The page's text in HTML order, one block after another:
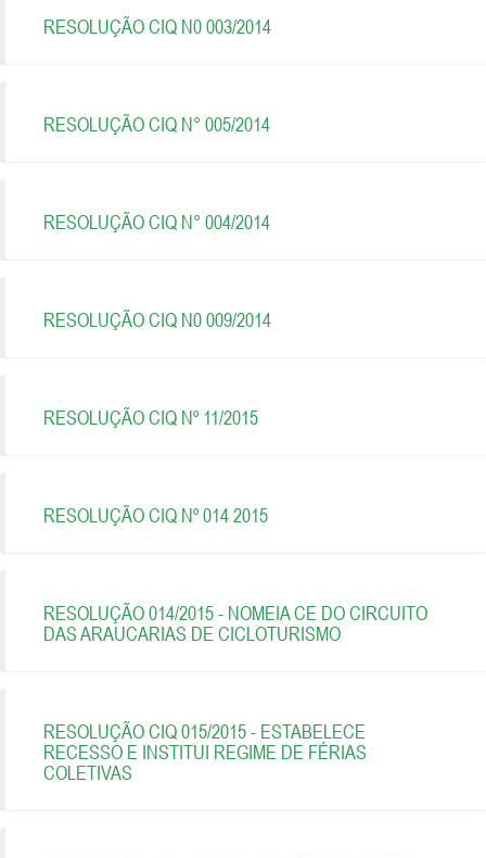
RESOLUÇÃO CIQ N0 003/2014
RESOLUÇÃO CIQ N° 005/2014
RESOLUÇÃO CIQ N° 004/2014
RESOLUÇÃO CIQ N0 009/2014
RESOLUÇÃO CIQ Nº 11/2015
RESOLUÇÃO CIQ Nº 014 2015
RESOLUÇÃO 014/2015 - NOMEIA CE DO CIRCUITO
DAS ARAUCARIAS DE CICLOTURISMO
RESOLUÇÃO CIQ 015/2015 - ESTABELECE
RECESSO E INSTITUI REGIME DE FÉRIAS
COLETIVAS